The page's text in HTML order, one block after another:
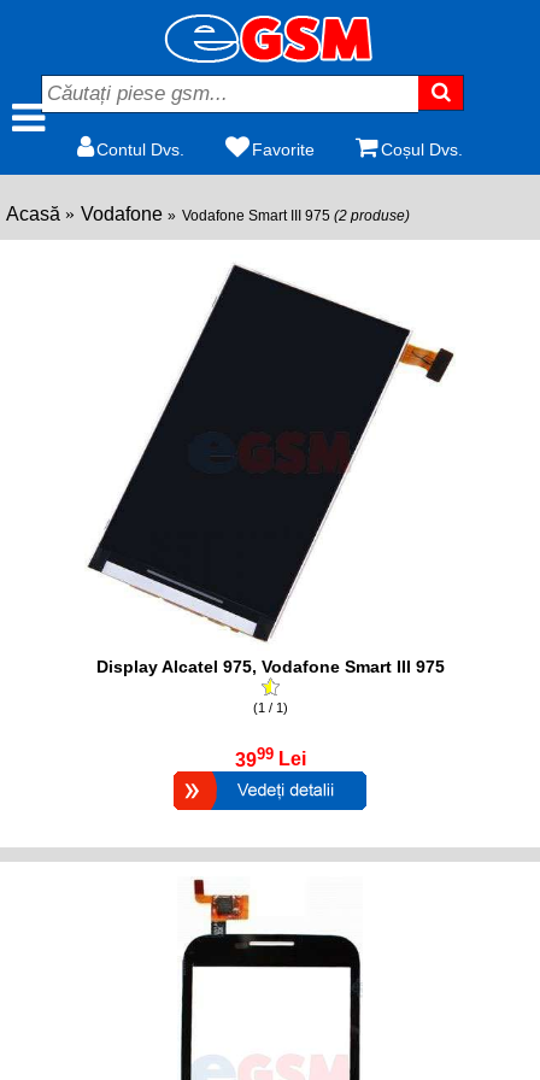
Contul Dvs. Favorite Coșul Dvs.
Acasă Vodafone Vodafone Smart III 975 (2 produse)
Display Alcatel 975, Vodafone Smart III 975
(1 / 1)
3999 Lei